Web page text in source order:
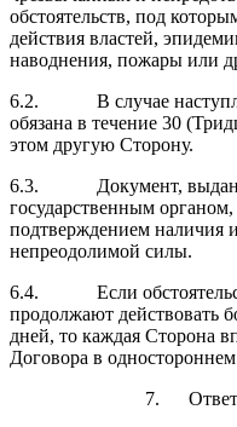
обстоятельств, под
действия властей,
наводнения, пожары или
6.2. В случае
обязана в течение 30
этом другую Сторону.
6.3. Документ,
государственным
подтверждением наличия
непреодолимой силы.
6.4. Если
продолжают действовать
дней, то каждая Сторона
Договора в
7.